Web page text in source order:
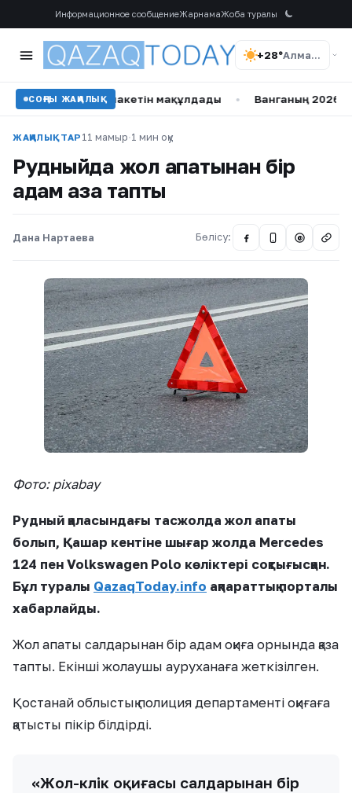
Информационное сообщениеЖарнамаЖоба туралы
+28° Алматы
СОҢҒЫ ЖАҢАЛЫҚ
пакетін мақұлдады • Ванганың 2026 жылға
ЖАҢАЛЫҚТАР 11 мамыр·1 мин оқу
Рудныйда жол апатынан бір
адам қаза тапты
Дана Нартаева Бөлісу: @
Фото: pixabay
Рудный қаласындағы тасжолда жол апаты
болып, Қашар кентіне шығар жолда Mercedes
124 пен Volkswagen Polo көліктері соқтығысқан.
Бұл туралы QazaqToday.info ақпараттық порталы
хабарлайды.
Жол апаты салдарынан бір адам оқиға орнында қаза
тапты. Екінші жолаушы ауруханаға жеткізілген.
Қостанай облыстық полиция департаменті оқиғаға
қатысты пікір білдірді.
«Жол-көлік оқиғасы салдарынан бір